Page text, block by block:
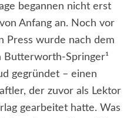
begannen nicht erst
Anfang an. Noch vor
Press wurde nach dem
Springer¹
gegründet – einen
der zuvor als Lektor
gearbeitet hatte. Was